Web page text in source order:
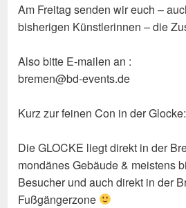
Am Freitag senden wir euch –
bisherigen Künstlerinnen – die
Also bitte E-mailen an :
bremen@bd-events.de
Kurz zur feinen Con in der Glocke:
Die GLOCKE liegt direkt in der
mondänes Gebäude & meistens
Besucher und auch direkt in der
Fußgängerzone